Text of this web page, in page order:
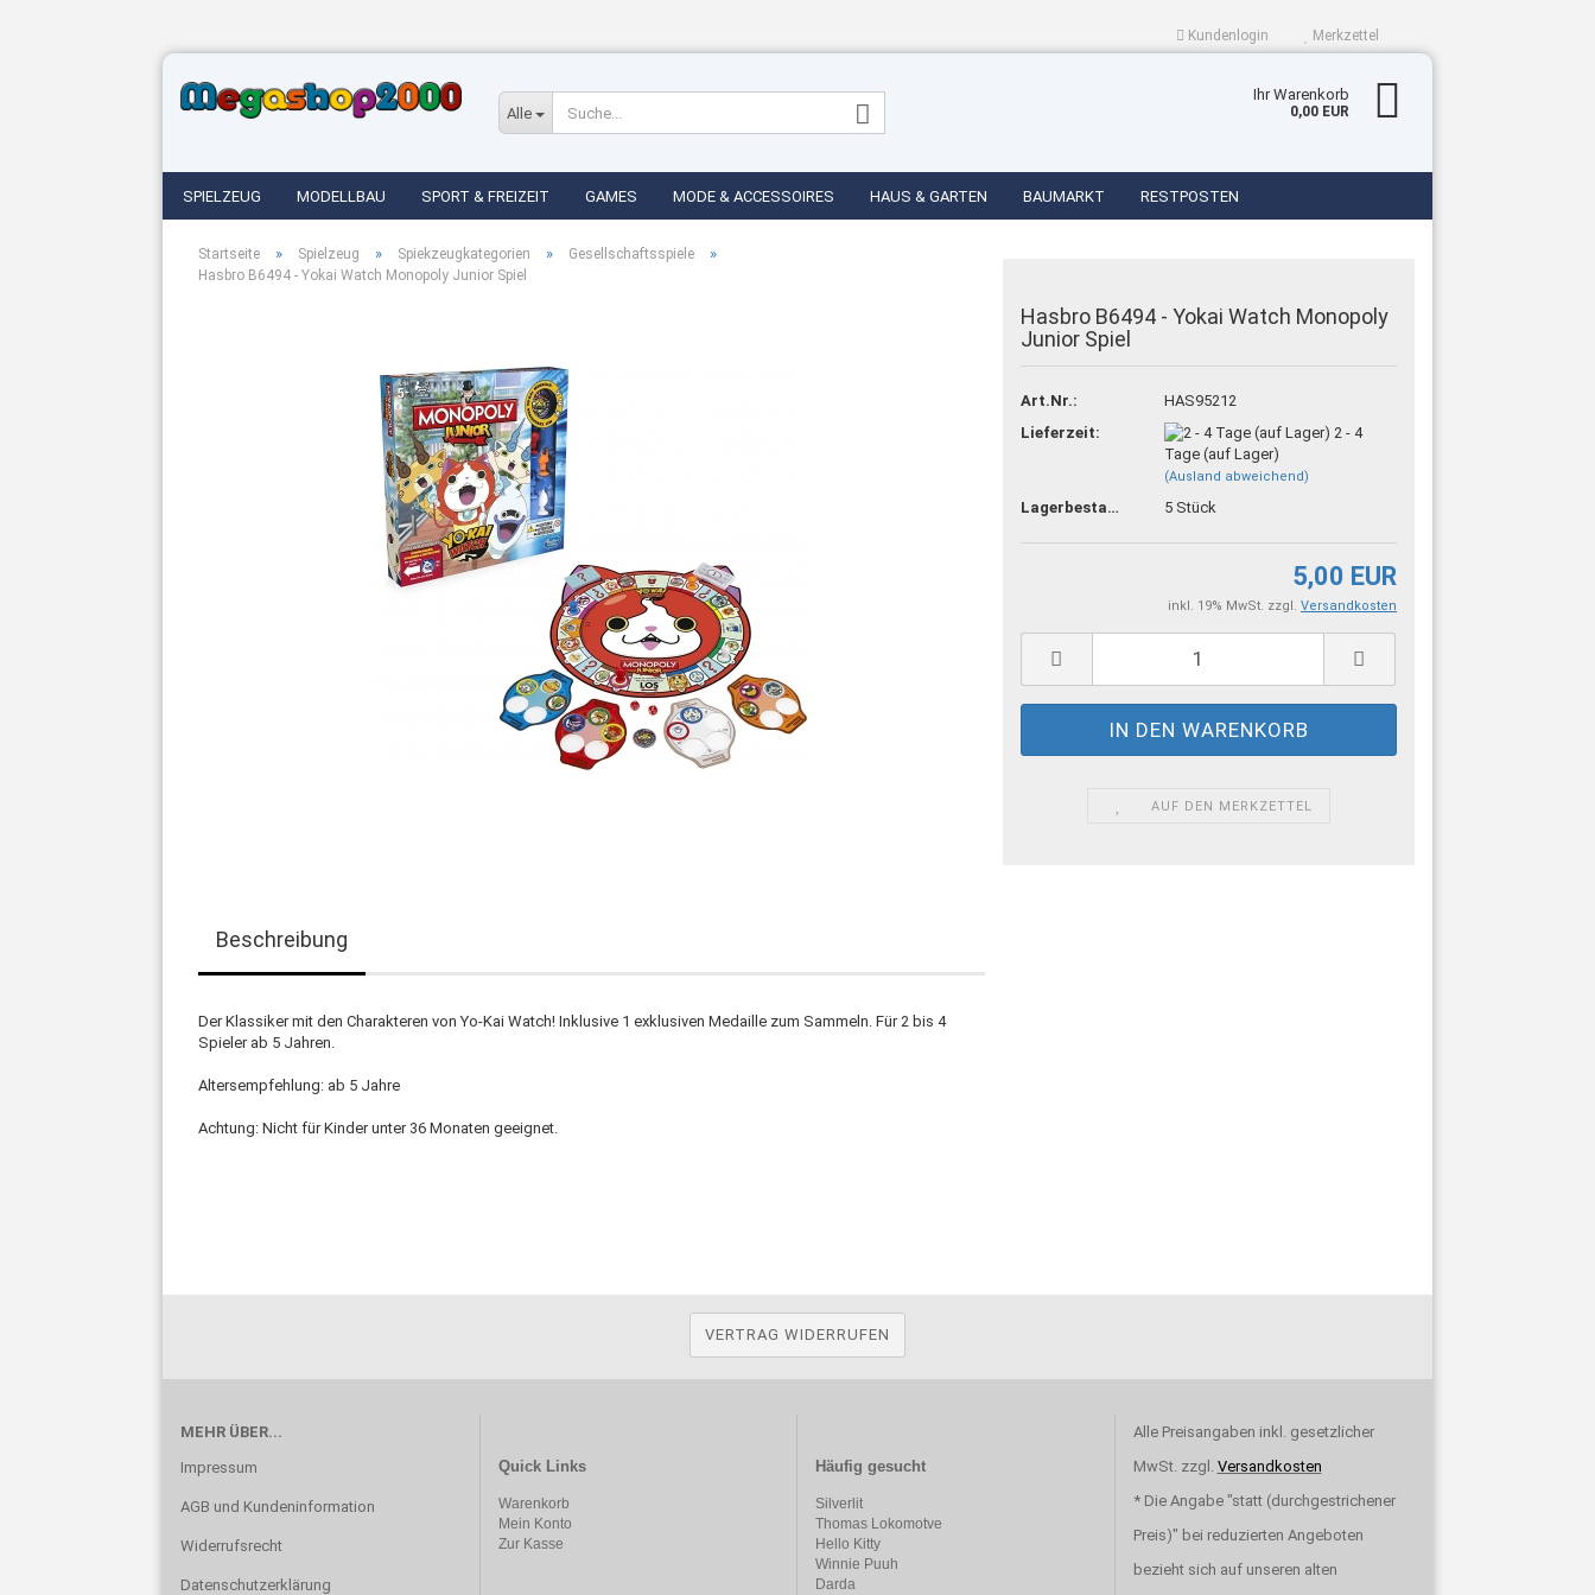
Kundenlogin
Konto erstellen
Passwort vergessen?
Merkzettel
Alle
Ihr Warenkorb
0,00 EUR
SPIELZEUG MODELLBAU SPORT & FREIZEIT GAMES MODE & ACCESSOIRES HAUS & GARTEN BAUMARKT RESTPOSTEN
Startseite » Spielzeug » Spiekzeugkategorien » Gesellschaftsspiele »
Hasbro B6494 - Yokai Watch Monopoly Junior Spiel
Hasbro B6494 - Yokai Watch Monopoly
Junior Spiel
Art.Nr.:
HAS95212
Lieferzeit:
2 - 4
Tage (auf Lager)
(Ausland abweichend)
Lagerbestand: 5 Stück
5,00 EUR
inkl. 19% MwSt. zzgl. Versandkosten
AUF DEN MERKZETTEL
Beschreibung
Der Klassiker mit den Charakteren von Yo-Kai Watch! Inklusive 1 exklusiven Medaille zum Sammeln. Für 2 bis 4
Spieler ab 5 Jahren.
Altersempfehlung: ab 5 Jahre
Achtung: Nicht für Kinder unter 36 Monaten geeignet.
VERTRAG WIDERRUFEN
MEHR ÜBER...
Impressum
AGB und Kundeninformation
Widerrufsrecht
Datenschutzerklärung
Quick Links
Warenkorb
Mein Konto
Zur Kasse
Häufig gesucht
Silverlit
Thomas Lokomotve
Hello Kitty
Winnie Puuh
Darda
Alle Preisangaben inkl. gesetzlicher
MwSt. zzgl. Versandkosten
* Die Angabe "statt (durchgestrichener
Preis)" bei reduzierten Angeboten
bezieht sich auf unseren alten